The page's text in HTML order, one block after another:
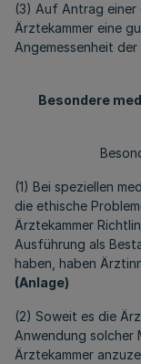
(3) Auf Antrag
Ärztekammer eine
Angemessenheit
Besondere
(1) Bei speziellen
die ethische
Ärztekammer
Ausführung als
haben, haben
(Anlage)
(2) Soweit es die
Anwendung solcher
Ärztekammer